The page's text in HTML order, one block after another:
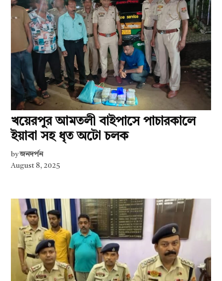
খয়েরপুর আমতলী বাইপাসে পাচারকালে
ইয়াবা সহ ধৃত অটো চলক
by জনদর্পন
August 8, 2025